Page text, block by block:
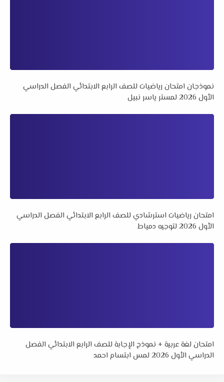
نموذجان امتحان رياضيات للصف الرابع الابتدائي الفصل الدراسي
الأول 2026 لمستر ياسر نبيل
امتحان رياضيات استرشادي للصف الرابع الابتدائي الفصل الدراسي
الأول 2026 لتوجيه دمياط
امتحان لغة عربية + نموذج الإجابة للصف الرابع الابتدائي الفصل
الدراسي الأول 2026 لمس ابتسام احمد